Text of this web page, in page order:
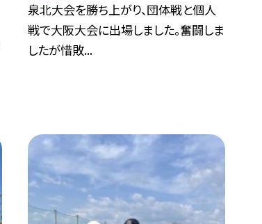
泉北大会を勝ち上がり、団体戦と個人
戦で大阪大会に出場しました。奮闘しま
したが惜敗...